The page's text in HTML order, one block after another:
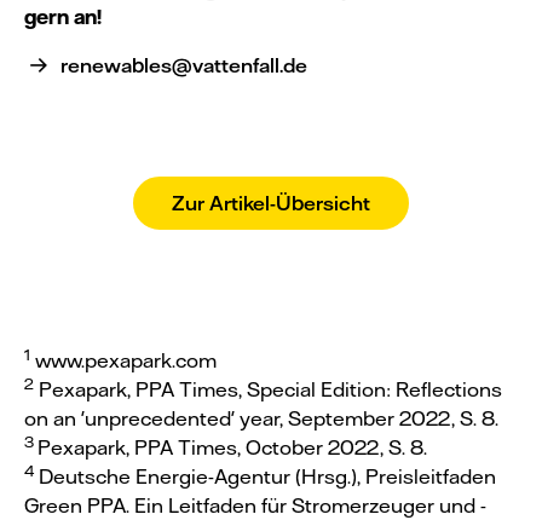
gern an!
renewables@vattenfall.de
Zur Artikel-Übersicht
1 www.pexapark.com
2 Pexapark, PPA Times, Special Edition: Reflections
on an 'unprecedented' year, September 2022, S. 8.
3 Pexapark, PPA Times, October 2022, S. 8.
4 Deutsche Energie-Agentur (Hrsg.), Preisleitfaden
Green PPA. Ein Leitfaden für Stromerzeuger und -